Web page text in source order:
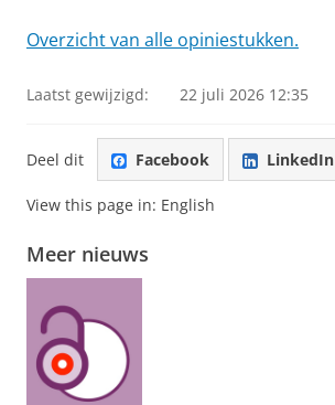
Overzicht van alle opiniestukken.
Laatst gewijzigd: 22 juli 2026 12:35
Deel dit Facebook LinkedIn
View this page in: English
Meer nieuws